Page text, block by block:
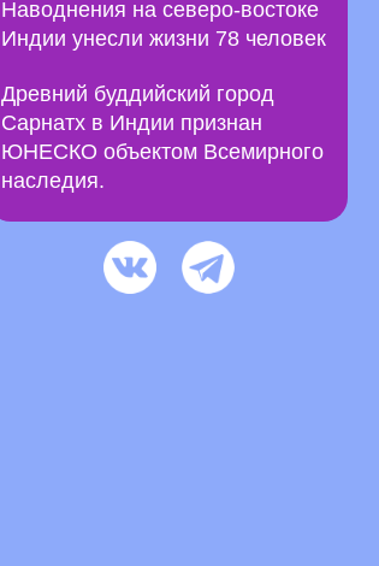
Наводнения на северо-востоке
Индии унесли жизни 78 человек
Древний буддийский город
Сарнатх в Индии признан
ЮНЕСКО объектом Всемирного
наследия.